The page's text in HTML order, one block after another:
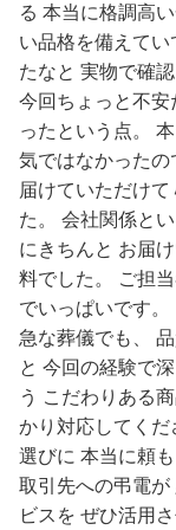
る 本当に格調高
い品格を備えて
たなと 実物で確
今回ちょっと不
ったという点。
気ではなかったの
届けていただけ
た。 会社関係と
にきちんと お届
料でした。 ご担
でいっぱいです。
急な葬儀でも、
と 今回の経験で
う こだわりある
かり対応してくだ
選びに 本当に頼
取引先への弔電が
ビスを ぜひ活用